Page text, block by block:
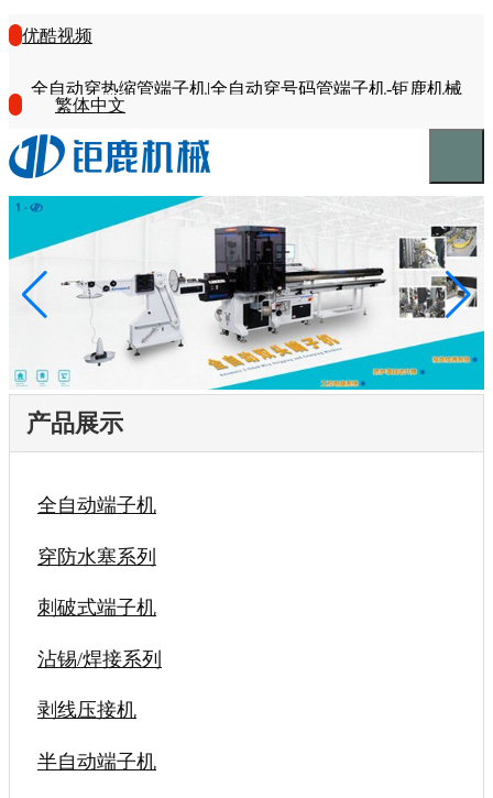
优酷视频
全自动穿热缩管端子机|全自动穿号码管端子机-钜鹿机械
繁体中文
产品展示
全自动端子机
穿防水塞系列
刺破式端子机
沾锡/焊接系列
剥线压接机
半自动端子机